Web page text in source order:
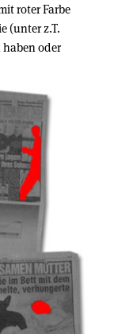
roter Farbe
(unter z.T.
oder